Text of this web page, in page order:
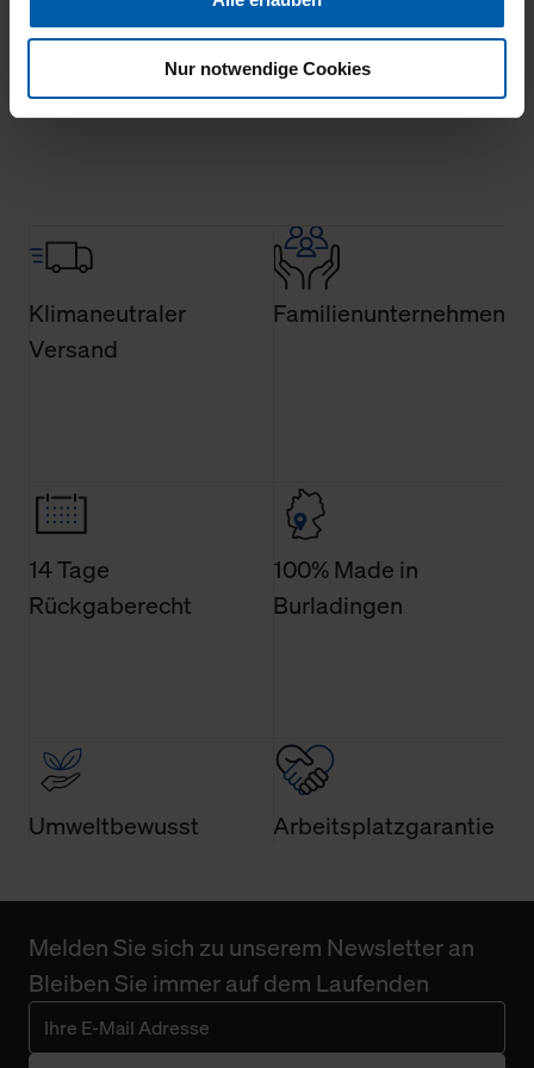
Ihnen auch außerhalb unserer Webseiten ausgewählte
Werbung anzeigen zu können.
Klicken Sie auf "Alle erlauben", damit wir alle Cookies
dies mit einem Klick auf „Auswahl erlauben“ bestätigen.
Fall Sie nur die notwendigen Cookies erlauben möchten,
erforderlichen Cookies.
den Menüpunkt „Datenschutzeinstellungen“ können Sie
jederzeit Ihre Einwilligungserklärung anpassen. Ihre
der Webseite nicht erforderlich und kann jederzeit mit
Wirkung für die Zukunft widerrufen. Der Widerruf der
Weitere Informationen über Cookies und Web-
Technologien sowie die Nutzung Ihrer persönlichen Daten
finden Sie in unserer Datenschutzerklärung.
Nur notwendige Cookies
Mehr laden
Klimaneutraler
Versand
Familienunternehmen
14 Tage
Rückgaberecht
100% Made in
Burladingen
Umweltbewusst Arbeitsplatzgarantie
Melden Sie sich zu unserem Newsletter an
Bleiben Sie immer auf dem Laufenden